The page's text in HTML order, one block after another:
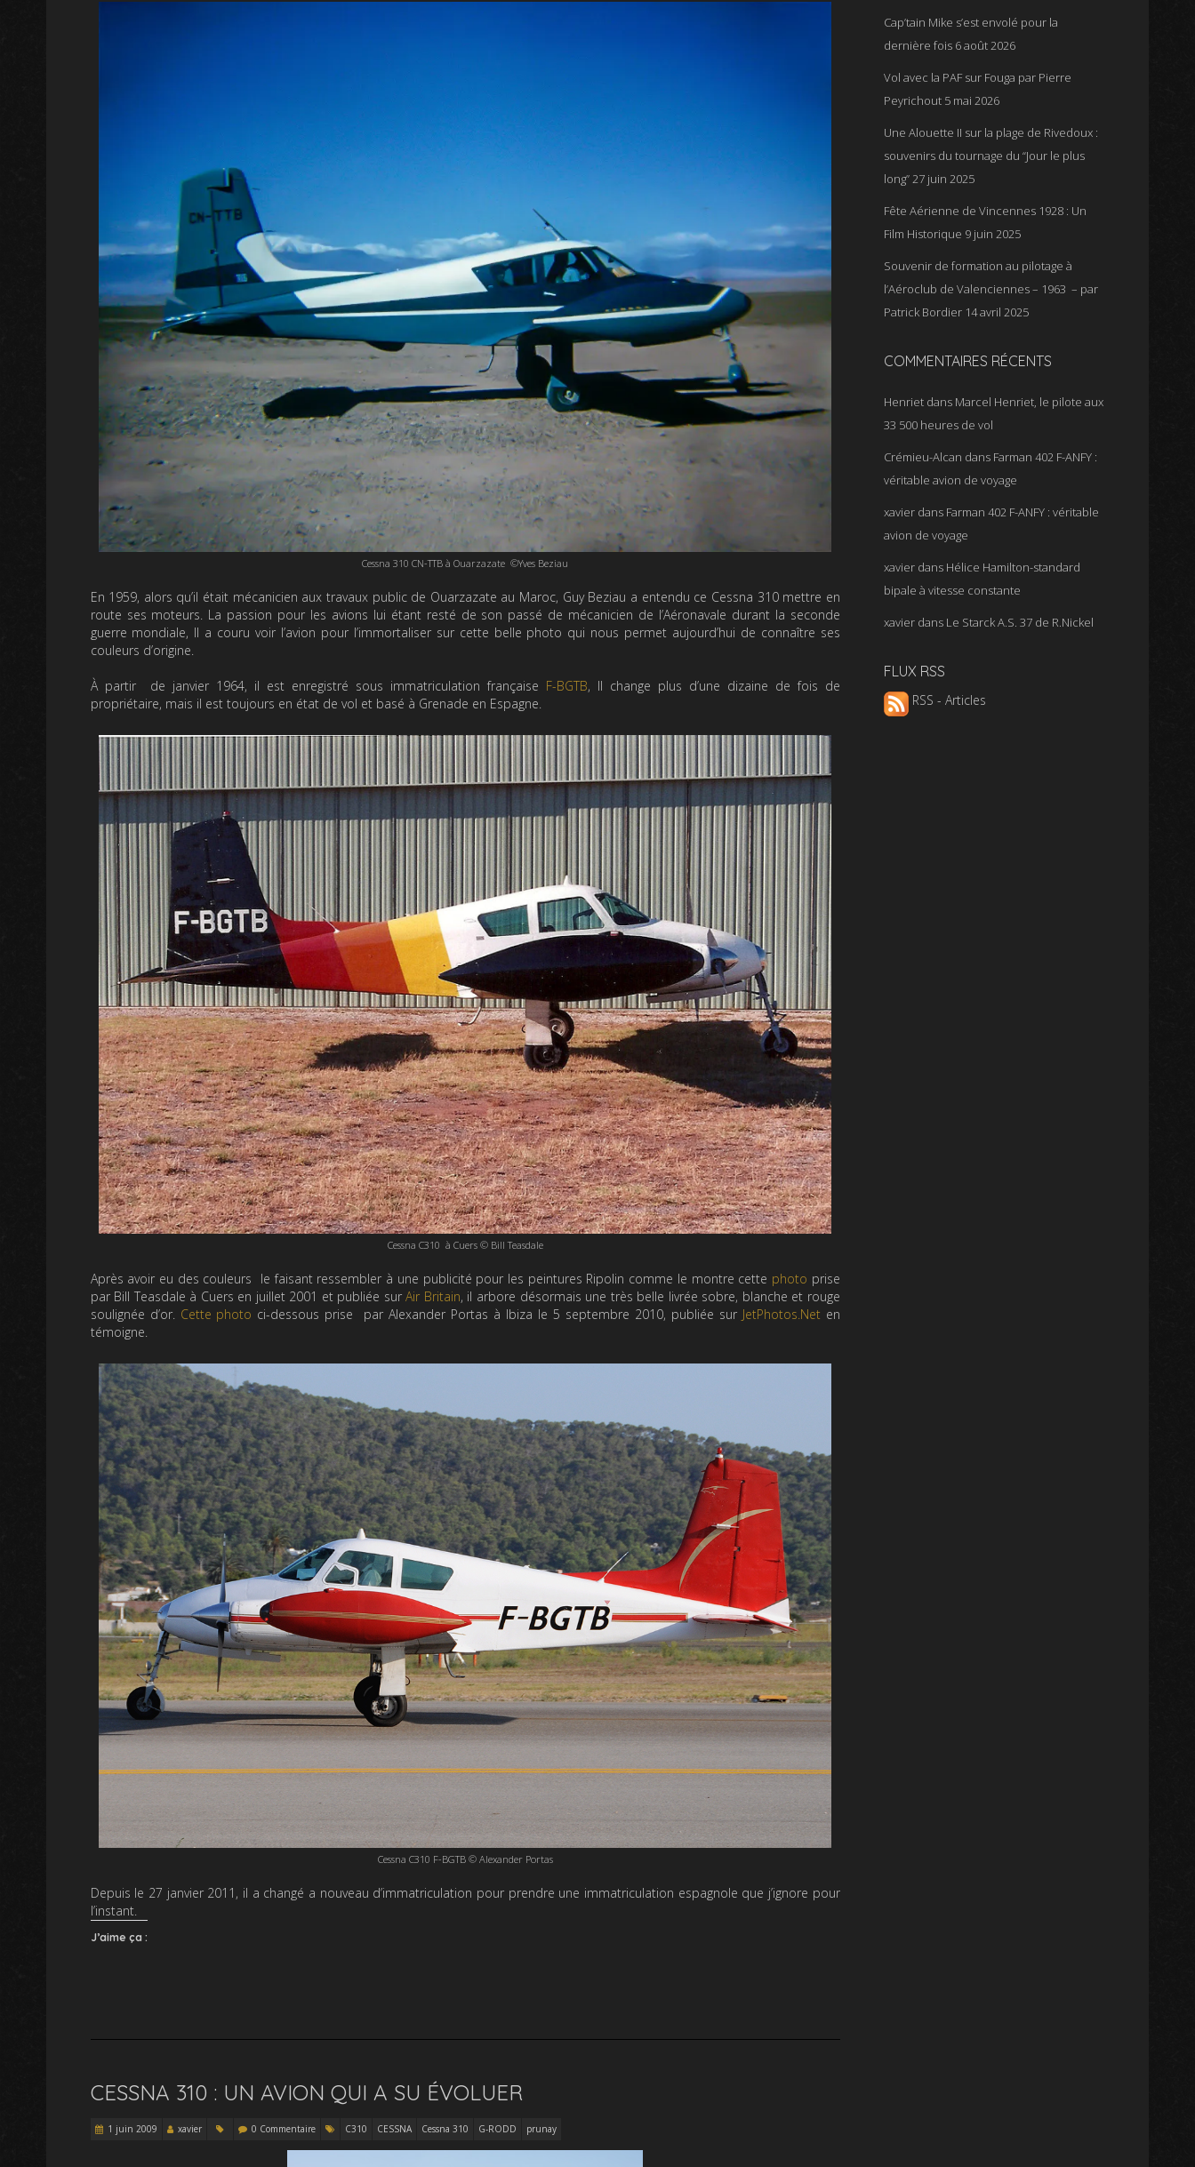
Cessna 310 CN-TTB à Ouarzazate ©Yves Beziau
En 1959, alors qu’il était mécanicien aux travaux public de Ouarzazate au Maroc, Guy Beziau a entendu ce Cessna 310 mettre en
route ses moteurs. La passion pour les avions lui étant resté de son passé de mécanicien de l’Aéronavale durant la seconde
guerre mondiale, Il a couru voir l’avion pour l’immortaliser sur cette belle photo qui nous permet aujourd’hui de connaître ses
couleurs d’origine.
À partir de janvier 1964, il est enregistré sous immatriculation française F-BGTB, Il change plus d’une dizaine de fois de
propriétaire, mais il est toujours en état de vol et basé à Grenade en Espagne.
Cessna C310 à Cuers © Bill Teasdale
Après avoir eu des couleurs le faisant ressembler à une publicité pour les peintures Ripolin comme le montre cette photo prise
par Bill Teasdale à Cuers en juillet 2001 et publiée surAir Britain, il arbore désormais une très belle livrée sobre, blanche et rouge
soulignée d’or. Cette photo ci-dessous prise par Alexander Portas à Ibiza le 5 septembre 2010, publiée sur JetPhotos.Neten
témoigne.
Cessna C310 F-BGTB © Alexander Portas
Depuis le 27 janvier 2011, il a changé a nouveau d’immatriculation pour prendre une immatriculation espagnole que j’ignore pour
l’instant.
J’aime ça :
CESSNA 310 : UN AVION QUI A SU ÉVOLUER
1 juin 2009 xavier 0 Commentaire C310 CESSNA Cessna 310 G-RODD prunay
Cap’tain Mike s’est envolé pour la
dernière fois 6 août 2026
Vol avec la PAF sur Fouga par Pierre
Peyrichout 5 mai 2026
Une Alouette II sur la plage de Rivedoux :
souvenirs du tournage du “Jour le plus
long”27 juin 2025
Fête Aérienne de Vincennes 1928 : Un
Film Historique 9 juin 2025
Souvenir de formation au pilotage à
l’Aéroclub de Valenciennes – 1963 – par
Patrick Bordier 14 avril 2025
COMMENTAIRES RÉCENTS
Henriet dans Marcel Henriet, le pilote aux
33 500 heures de vol
Crémieu-Alcan dans Farman 402 F-ANFY :
véritable avion de voyage
xavier dans Farman 402 F-ANFY : véritable
avion de voyage
xavier dans Hélice Hamilton-standard
bipale à vitesse constante
xavier dans Le Starck A.S. 37 de R.Nickel
FLUX RSS
RSS - Articles